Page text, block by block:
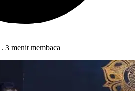
. 3 menit membaca